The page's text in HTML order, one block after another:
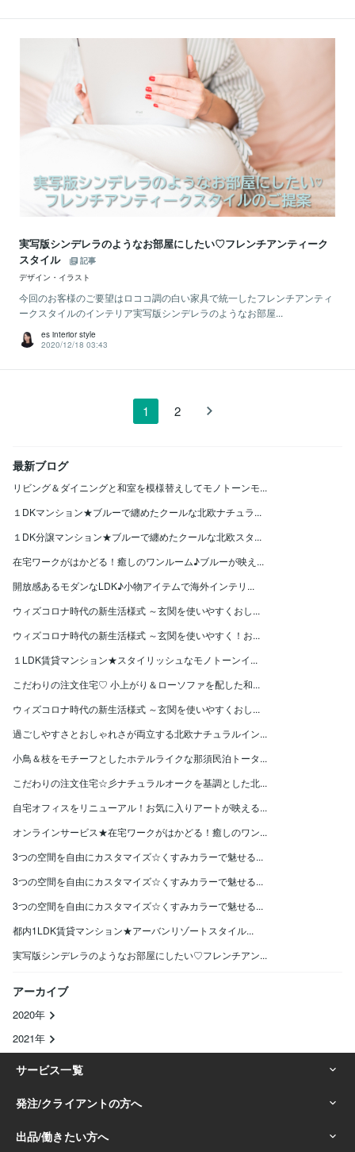
実写版シンデレラのようなお部屋にしたい♡フレンチアンティーク
スタイル
記事
デザイン・イラスト
今回のお客様のご要望はロココ調の白い家具で統一したフレンチアンティ
ークスタイルのインテリア実写版シンデレラのようなお部屋...
es interior style
2020/12/18 03:43
1 2
最新ブログ
リビング＆ダイニングと和室を模様替えしてモノトーンモ...
１DKマンション★ブルーで纏めたクールな北欧ナチュラ...
１DK分譲マンション★ブルーで纏めたクールな北欧スタ...
在宅ワークがはかどる！癒しのワンルーム♪ブルーが映え...
開放感あるモダンなLDK♪小物アイテムで海外インテリ...
ウィズコロナ時代の新生活様式 ～玄関を使いやすくおし...
ウィズコロナ時代の新生活様式 ～玄関を使いやすく！お...
１LDK賃貸マンション★スタイリッシュなモノトーンイ...
こだわりの注文住宅♡ 小上がり＆ローソファを配した和...
ウィズコロナ時代の新生活様式 ～玄関を使いやすくおし...
過ごしやすさとおしゃれさが両立する北欧ナチュラルイン...
小鳥＆枝をモチーフとしたホテルライクな那須民泊トータ...
こだわりの注文住宅☆彡ナチュラルオークを基調とした北...
自宅オフィスをリニューアル！お気に入りアートが映える...
オンラインサービス★在宅ワークがはかどる！癒しのワン...
3つの空間を自由にカスタマイズ☆くすみカラーで魅せる...
3つの空間を自由にカスタマイズ☆くすみカラーで魅せる...
3つの空間を自由にカスタマイズ☆くすみカラーで魅せる...
都内1LDK賃貸マンション★アーバンリゾートスタイル...
実写版シンデレラのようなお部屋にしたい♡フレンチアン...
アーカイブ
2020年
2021年